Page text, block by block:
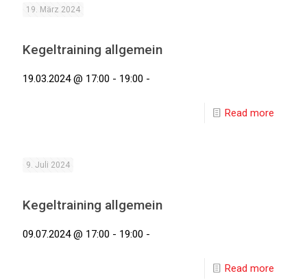
19. März 2024
Kegeltraining allgemein
19.03.2024 @ 17:00 - 19:00 -
Read more
9. Juli 2024
Kegeltraining allgemein
09.07.2024 @ 17:00 - 19:00 -
Read more